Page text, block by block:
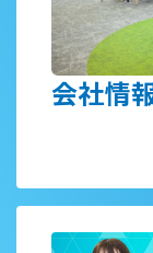
会社情